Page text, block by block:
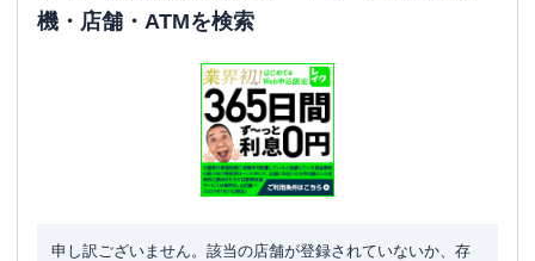
機・店舗・ATMを検索
申し訳ございません。該当の店舗が登録されていないか、存